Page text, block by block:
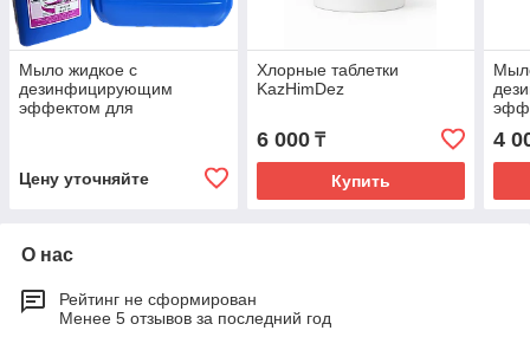
Мыло жидкое с
дезинфицирующим
эффектом для
Цену уточняйте
Хлорные таблетки
KazHimDez
6 000₸
Купить
4
О нас
Рейтинг не сформирован
Менее 5 отзывов за последний год